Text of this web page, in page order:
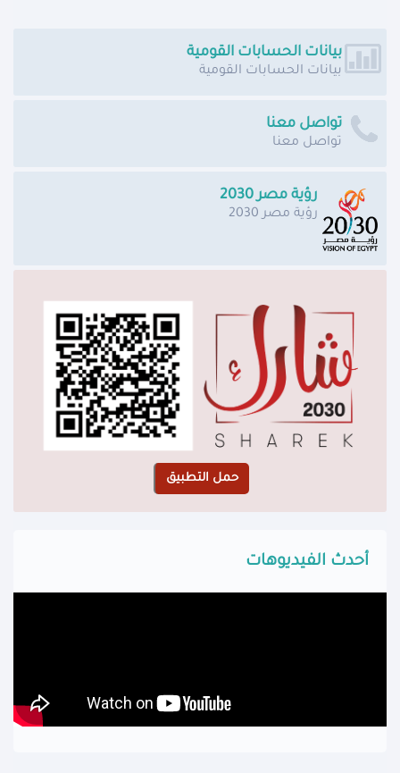
بيانات الحسابات القومية
بيانات الحسابات القومية
تواصل معنا
تواصل معنا
رؤية مصر 2030
رؤية مصر 2030
أحدث الفيديوهات